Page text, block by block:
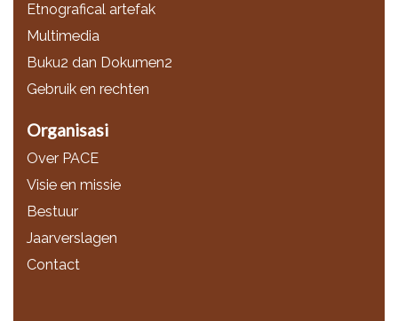
Etnografical artefak
Multimedia
Buku2 dan Dokumen2
Gebruik en rechten
Organisasi
Over PACE
Visie en missie
Bestuur
Jaarverslagen
Contact